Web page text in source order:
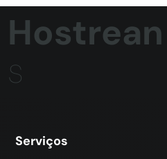
Hostrean
s
Serviços